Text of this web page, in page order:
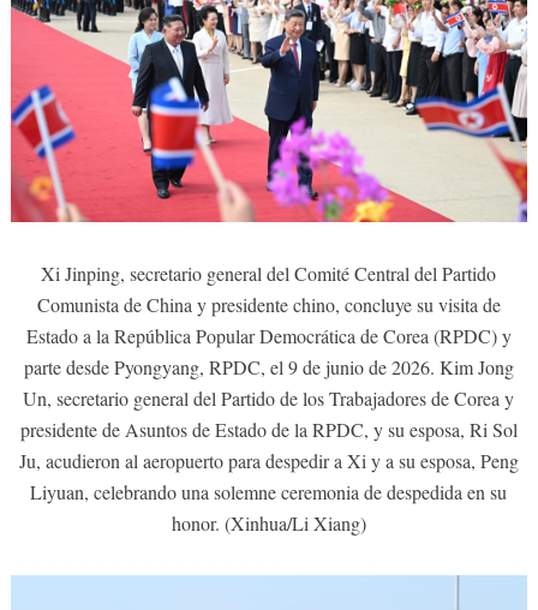
Xi Jinping, secretario general del Comité Central del Partido
Comunista de China y presidente chino, concluye su visita de
Estado a la República Popular Democrática de Corea (RPDC) y
parte desde Pyongyang, RPDC, el 9 de junio de 2026. Kim Jong
Un, secretario general del Partido de los Trabajadores de Corea y
presidente de Asuntos de Estado de la RPDC, y su esposa, Ri Sol
Ju, acudieron al aeropuerto para despedir a Xi y a su esposa, Peng
Liyuan, celebrando una solemne ceremonia de despedida en su
honor. (Xinhua/Li Xiang)